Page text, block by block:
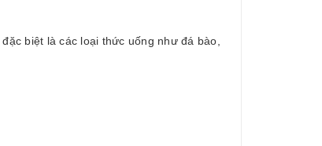
đặc biệt là các loại thức uống như đá bào,